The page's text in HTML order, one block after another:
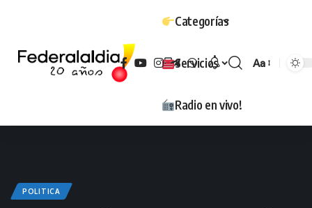
Categorías
Servicios
Radio en vivo!
Tamaño
Aa
POLITICA